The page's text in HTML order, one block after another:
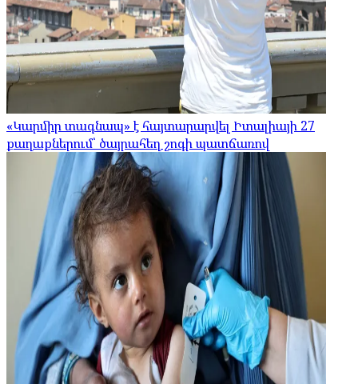
«Կարմիր տագնապ» է հայտարարվել Իտալիայի 27
քաղաքներում՝ ծայրահեղ շոգի պատճառով